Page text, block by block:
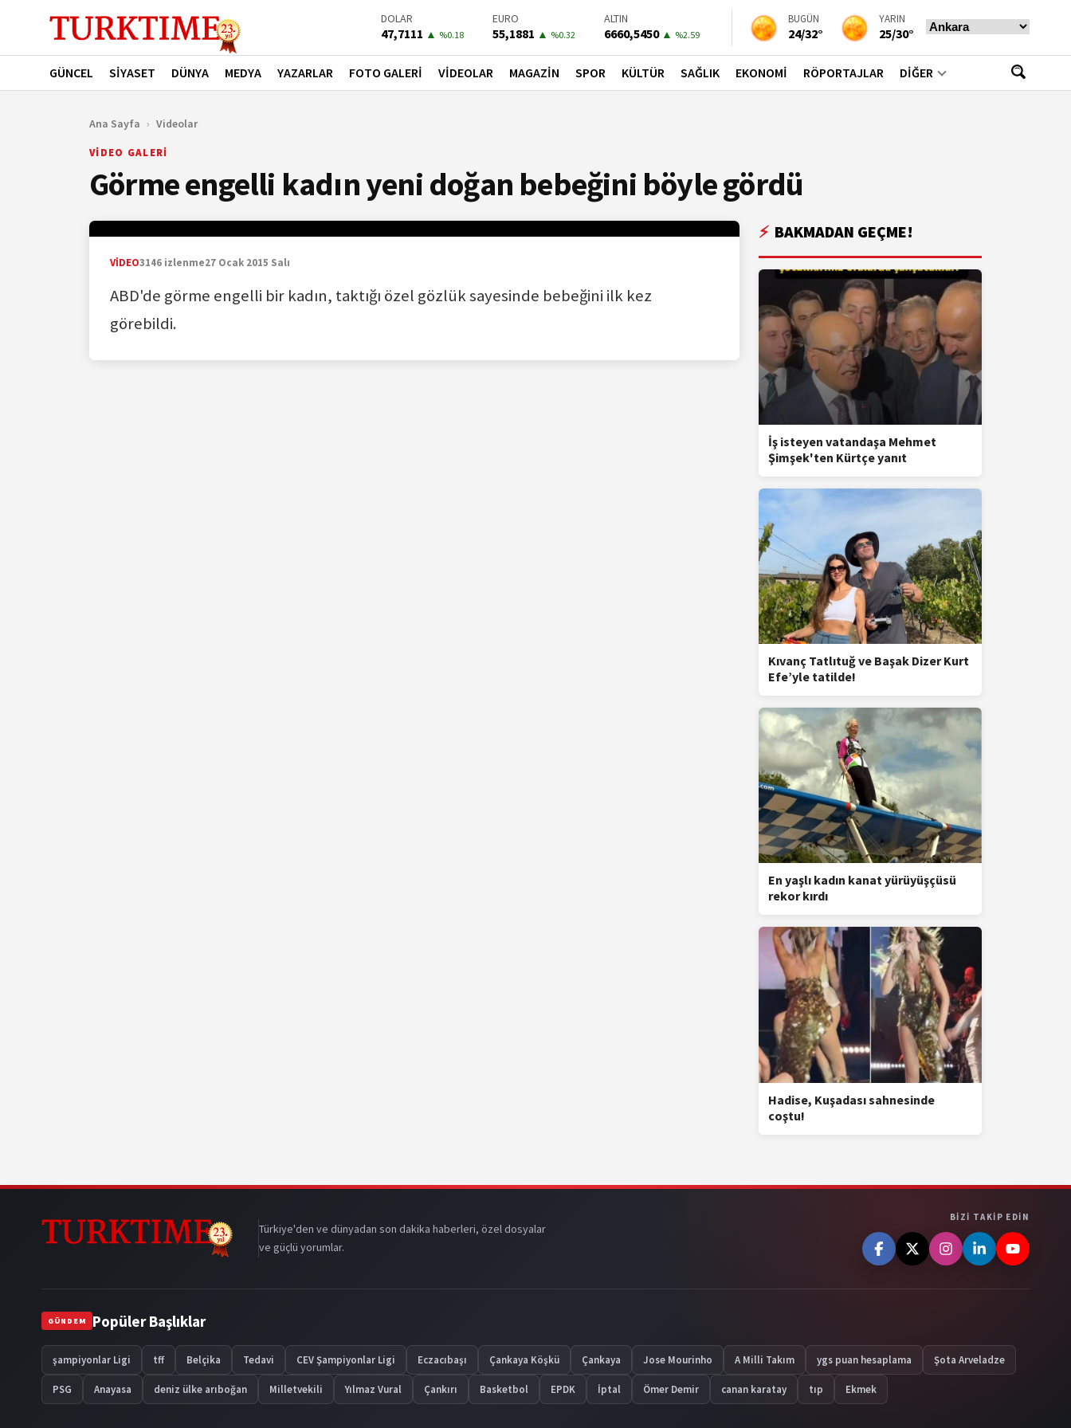
DOLAR
47,7111 ▲ %0.18
EURO
55,1881 ▲ %0.32
ALTIN
6660,5450 ▲ %2.59
BIST-100
13779,39 ▼ %-0.14
PETROL
81,4900▼ %-1.56
BONO
41,3000 ▼ %-0.55
BUGÜN
24/32°
YARIN
25/30°
GÜNCEL SİYASET DÜNYA MEDYA YAZARLAR FOTO GALERİ VİDEOLAR MAGAZİN SPOR KÜLTÜR SAĞLIK EKONOMİ RÖPORTAJLAR DİĞER
Ana Sayfa › Videolar
VİDEO GALERİ
Görme engelli kadın yeni doğan bebeğini böyle gördü
video
VİDEO3146 izlenme27 Ocak 2015 Salı
ABD'de görme engelli bir kadın, taktığı özel gözlük sayesinde bebeğini ilk kez
görebildi.
BAKMADAN GEÇME!
İş isteyen vatandaşa Mehmet
Şimşek'ten Kürtçe yanıt
Kıvanç Tatlıtuğ ve Başak Dizer Kurt
Efe’yle tatilde!
En yaşlı kadın kanat yürüyüşçüsü
rekor kırdı
Hadise, Kuşadası sahnesinde
coştu!
Türkiye'den ve dünyadan son dakika haberleri, özel dosyalar
ve güçlü yorumlar.
BIZI TAKIP EDIN
GÜNDEM Popüler Başlıklar
şampiyonlar Ligi tff Belçika Tedavi CEV Şampiyonlar Ligi Eczacıbaşı Çankaya Köşkü Çankaya Jose Mourinho A Milli Takım ygs puan hesaplama Şota Arveladze
PSG Anayasa deniz ülke arıboğan Milletvekili Yılmaz Vural Çankırı Basketbol EPDK İptal Ömer Demir canan karatay tıp Ekmek